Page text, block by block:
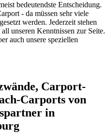
bedeutendste Entscheidung.
- da müssen sehr viele
werden. Jederzeit stehen
unseren Kenntnissen zur Seite.
auch unsere speziellen
Carport-
Carports von
in